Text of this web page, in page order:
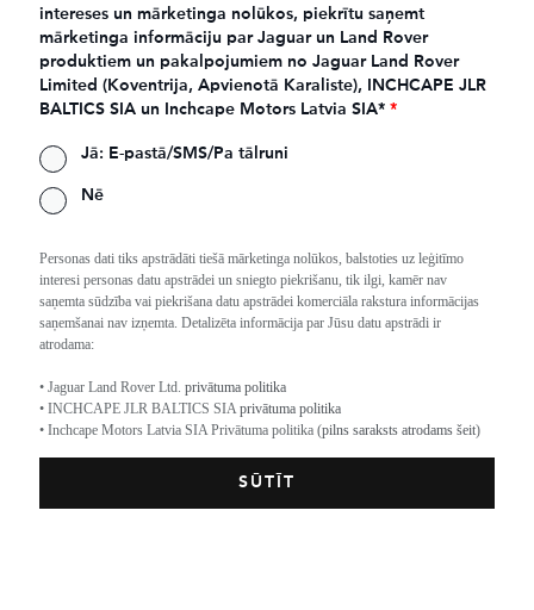
intereses un mārketinga nolūkos, piekrītu saņemt
mārketinga informāciju par Jaguar un Land Rover
produktiem un pakalpojumiem no Jaguar Land Rover
Limited (Koventrija, Apvienotā Karaliste), INCHCAPE JLR
BALTICS SIA un Inchcape Motors Latvia SIA* *
Jā: E-pastā/SMS/Pa tālruni
Nē
Personas dati tiks apstrādāti tiešā mārketinga nolūkos, balstoties uz leģitīmo
interesi personas datu apstrādei un sniegto piekrišanu, tik ilgi, kamēr nav
saņemta sūdzība vai piekrišana datu apstrādei komerciāla rakstura informācijas
saņemšanai nav izņemta. Detalizēta informācija par Jūsu datu apstrādi ir
atrodama:
• Jaguar Land Rover Ltd. privātuma politika
• INCHCAPE JLR BALTICS SIA privātuma politika
• Inchcape Motors Latvia SIA Privātuma politika (pilns saraksts atrodams šeit)